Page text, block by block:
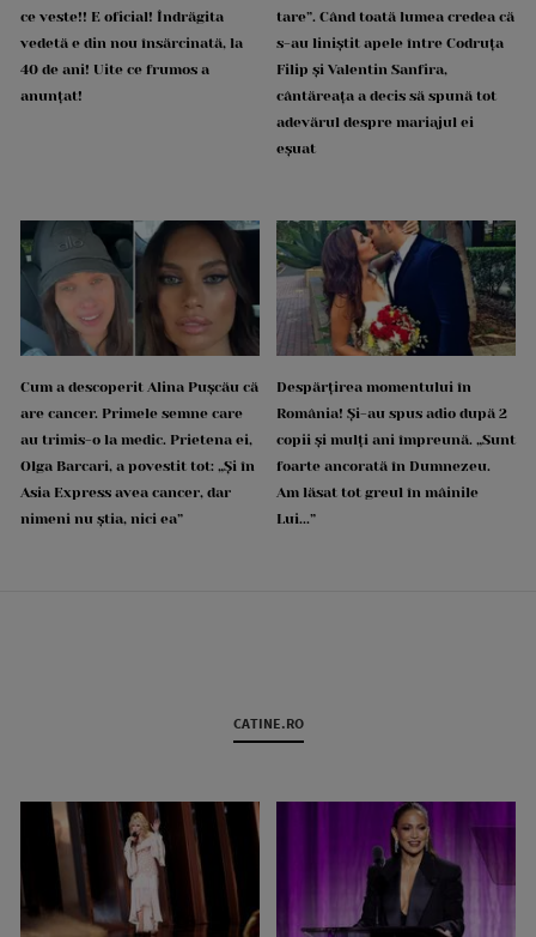
ce veste!! E oficial! Îndrăgita
vedetă e din nou însărcinată, la
40 de ani! Uite ce frumos a
anunțat!
tare”. Când toată lumea credea că
s-au liniștit apele între Codruța
Filip și Valentin Sanfira,
cântăreața a decis să spună tot
adevărul despre mariajul ei
eșuat
Cum a descoperit Alina Pușcău că
are cancer. Primele semne care
au trimis-o la medic. Prietena ei,
Olga Barcari, a povestit tot: „Și în
Asia Express avea cancer, dar
nimeni nu știa, nici ea”
Despărțirea momentului în
România! Și-au spus adio după 2
copii și mulți ani împreună. „Sunt
foarte ancorată în Dumnezeu.
Am lăsat tot greul în mâinile
Lui...”
CATINE.RO